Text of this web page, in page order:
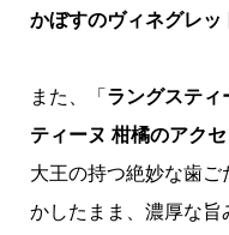
かぼすのヴィネグレッ
また、「ラングスティ
ティーヌ 柑橘のアクセ
大王の持つ絶妙な歯
かしたまま、濃厚な